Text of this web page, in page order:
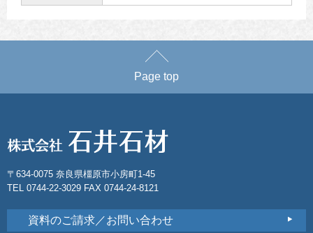
Page top
〒634-0075 奈良県橿原市小房町1-45
TEL 0744-22-3029 FAX 0744-24-8121
資料のご請求／お問い合わせ